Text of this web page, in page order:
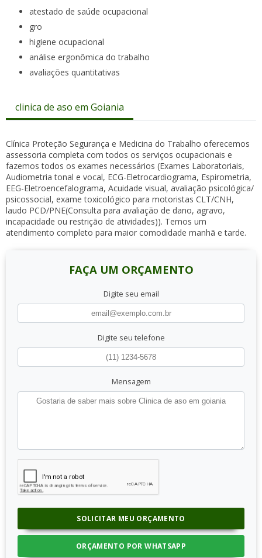
atestado de saúde ocupacional
gro
higiene ocupacional
análise ergonômica do trabalho
avaliações quantitativas
clinica de aso em Goiania
Clínica Proteção Segurança e Medicina do Trabalho oferecemos
assessoria completa com todos os serviços ocupacionais e
fazemos todos os exames necessários (Exames Laboratoriais,
Audiometria tonal e vocal, ECG-Eletrocardiograma, Espirometria,
EEG-Eletroencefalograma, Acuidade visual, avaliação psicológica/
psicossocial, exame toxicológico para motoristas CLT/CNH,
laudo PCD/PNE(Consulta para avaliação de dano, agravo,
incapacidade ou restrição de atividades)). Temos um
atendimento completo para maior comodidade manhã e tarde.
FAÇA UM ORÇAMENTO
Digite seu email
Digite seu telefone
Mensagem
SOLICITAR MEU ORÇAMENTO
ORÇAMENTO POR WHATSAPP